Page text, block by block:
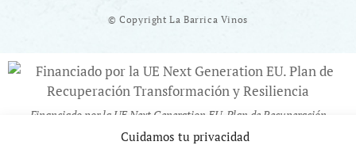
Cuidamos tu privacidad
© Copyright La Barrica Vinos
Financiado por la UE Next Generation EU. Plan de Recuperación
Transformación y Resiliencia